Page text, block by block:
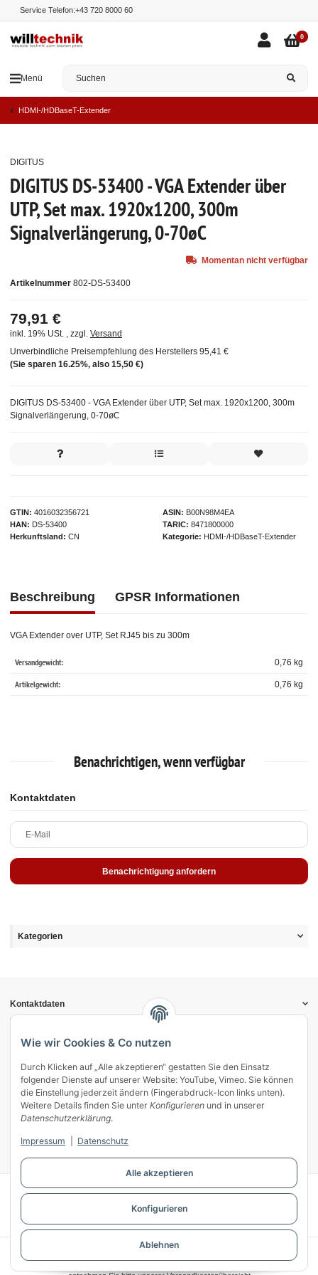
Alle akzeptieren
Konfigurieren
Ablehnen
Wie wir Cookies & Co nutzen
Durch Klicken auf „Alle akzeptieren“ gestatten Sie den Einsatz
folgender Dienste auf unserer Website: YouTube, Vimeo. Sie können
die Einstellung jederzeit ändern (Fingerabdruck-Icon links unten).
Weitere Details finden Sie unter Konfigurieren und in unserer
Datenschutzerklärung.
Impressum Datenschutz
Service Telefon:+43 720 8000 60
Menü
0
HDMI-/HDBaseT-Extender
DIGITUS DS-53400 - VGA Extender über
UTP, Set max. 1920x1200, 300m
Signalverlängerung, 0-70øC
Artikelnummer 802-DS-53400
GTIN 4016032356721
HAN
DS-53400
Herkunftsland
CN
ASIN
B00N98M4EA
TARIC
8471800000
Kategorie
HDMI-/HDBaseT-Extender
DIGITUS
DIGITUS DS-53400 - VGA Extender über UTP, Set max. 1920x1200, 300m
Signalverlängerung, 0-70øC
79,91 €
inkl. 19% USt. , zzgl. Versand
Unverbindliche Preisempfehlung des Herstellers 95,41 €
(Sie sparen 16.25%, also 15,50 €)
Momentan nicht verfügbar
Beschreibung GPSR Informationen
VGA Extender over UTP, Set RJ45 bis zu 300m
Versandgewicht: 0,76 kg
Artikelgewicht: 0,76 kg
Benachrichtigen, wenn verfügbar
Kontaktdaten
E-Mail
Benachrichtigung anfordern
Kategorien
Kontaktdaten
Informationen
Gesetzliche Informationen
Vertrag widerrufen
Zahlung & Versand
Mein Kundenkonto
Streitschlichtung
Unsere Herstellermarken
Powered byJTL-Shop